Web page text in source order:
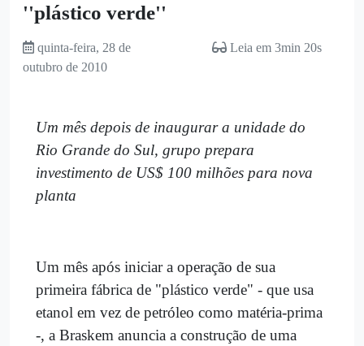
''plástico verde''
quinta-feira, 28 de
outubro de 2010
Leia em 3min 20s
Um mês depois de inaugurar a unidade do
Rio Grande do Sul, grupo prepara
investimento de US$ 100 milhões para nova
planta
Um mês após iniciar a operação de sua
primeira fábrica de "plástico verde" - que usa
etanol em vez de petróleo como matéria-prima
-, a Braskem anuncia a construção de uma